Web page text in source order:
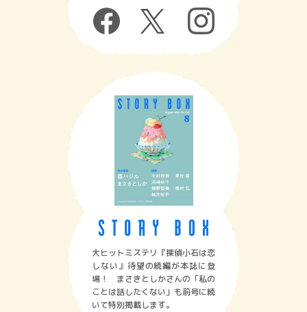
大ヒットミステリ『探偵小石は恋
しない』待望の続編が本誌に登
場！ まさきとしかさんの「私の
ことは話したくない」も前号に続
いて特別掲載します。